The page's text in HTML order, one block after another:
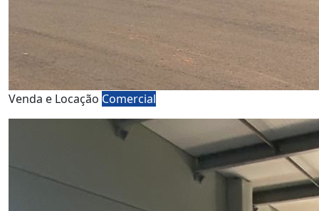
Venda e Locação Comercial